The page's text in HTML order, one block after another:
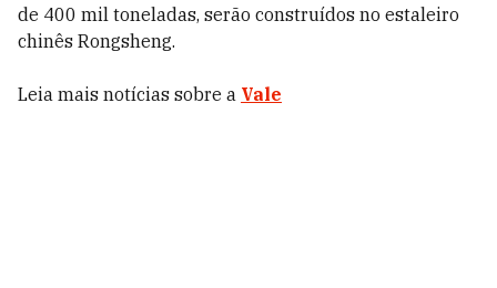
de 400 mil toneladas, serão construídos no estaleiro
chinês Rongsheng.
Leia mais notícias sobre a Vale